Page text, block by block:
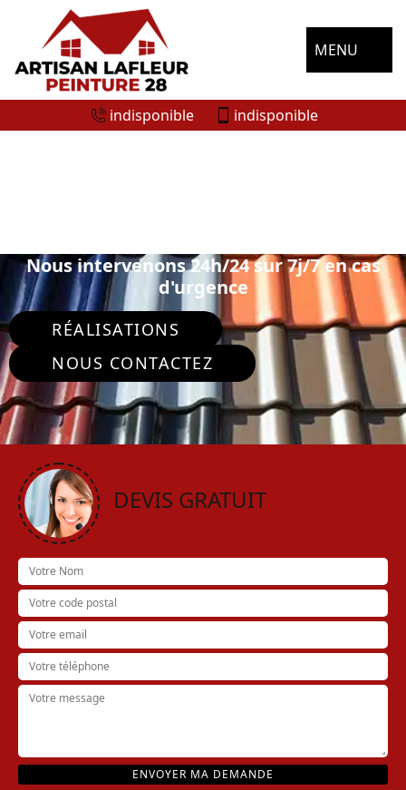
MENU
indisponible indisponible
Nous intervenons 24h/24 sur 7j/7 en cas
d'urgence
RÉALISATIONS
NOUS CONTACTEZ
DEVIS GRATUIT